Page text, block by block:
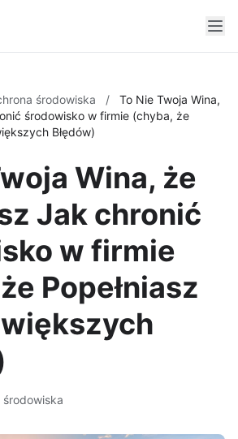
środowiska /
To Nie Twoja Wina,
środowisko w firmie (chyba, że
Błędów)
Wina, że
Jak chronić
w firmie
Popełniasz
środowiska